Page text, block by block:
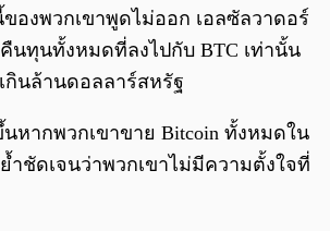
องพวกเขาพูดไม่ออก เอลซัลวาดอร์
นทุนทั้งหมดที่ลงไปกับ BTC เท่านั้น
กินล้านดอลลาร์สหรัฐ
หากพวกเขาขาย Bitcoin ทั้งหมดใน
ำชัดเจนว่าพวกเขาไม่มีความตั้งใจที่